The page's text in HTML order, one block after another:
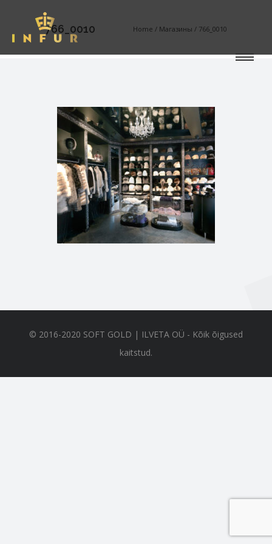
766_0010 Home / Магазины / 766_0010
© 2016-2020 SOFT GOLD | ILVETA OÜ - Kõik õigused
kaitstud.